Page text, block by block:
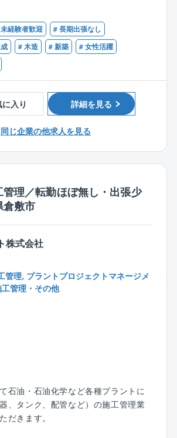
生
等の手厚い福利厚生がございます。
、通勤、育成制度などはもちろん完
グループならではの多種多様なグル
ます。
理
ございますが、同社は三六協定を遵
ンスを徹底しております。
て頂きます。
調査や各作業工程の管理などを行っ
非常に重要なポジションを担って頂
いて】
ついては営業担当や施工管理担当が
の負担軽減と、WLBの改善につなが
験がある方はもちろん、住宅を建て
されたい方にもおすすめのポジショ
っかり教育していくので安心して業
ができます！
て】
前職年収を保障。マネジメント経験
れば管理職候補としてお迎えいたし
キャリアをしっかり活かせる環境で
社）の協力業者は同社をよく知る職
携が取りやすく、施工管理がしやす
方への出張がなく、ご自宅近くで安
できます。
と積極的なDX化を推進しているた
すい環境です。
程度、年間休日は実質120日以上で
士の有資格者
者
験のある方
経験者歓迎
# 長期出張なし
# 木造 # 新築
# 女性活躍
入り 詳細を見る
同じ企業の他求人を見る
理／転勤ほぼ無し・出張少
倉敷市
株式会社
管理, プラントプロジェクトマネージメ
管理・その他
石油・石油化学など各種プラントに
、タンク、配管など）の施工管理業
だきます。